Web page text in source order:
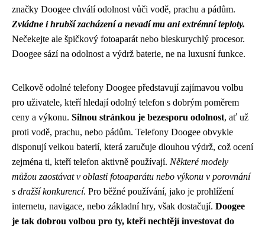
značky Doogee chválí odolnost vůči vodě, prachu a pádům.
Zvládne i hrubší zacházení a nevadí mu ani extrémní teploty.
Nečekejte ale špičkový fotoaparát nebo bleskurychlý procesor.
Doogee sází na odolnost a výdrž baterie, ne na luxusní funkce.
Celkově odolné telefony Doogee představují zajímavou volbu
pro uživatele, kteří hledají odolný telefon s dobrým poměrem
ceny a výkonu. Silnou stránkou je bezesporu odolnost, ať už
proti vodě, prachu, nebo pádům. Telefony Doogee obvykle
disponují velkou baterií, která zaručuje dlouhou výdrž, což ocení
zejména ti, kteří telefon aktivně používají. Některé modely
můžou zaostávat v oblasti fotoaparátu nebo výkonu v porovnání
s dražší konkurencí. Pro běžné používání, jako je prohlížení
internetu, navigace, nebo základní hry, však dostačují. Doogee
je tak dobrou volbou pro ty, kteří nechtějí investovat do